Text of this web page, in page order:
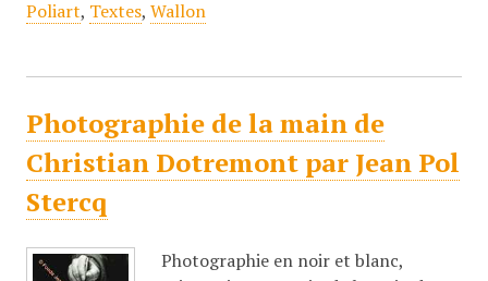
Poliart, Textes, Wallon
Photographie de la main de
Christian Dotremont par Jean Pol
Stercq
Photographie en noir et blanc,